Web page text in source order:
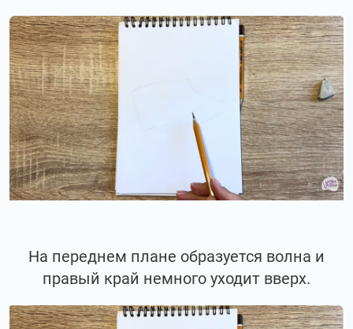
На переднем плане образуется волна и
правый край немного уходит вверх.